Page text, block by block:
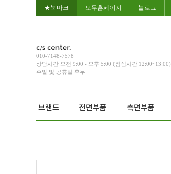
★북마크 모두홈페이지 블로그
010-7148-7578
상담시간 오전 9:00 - 오후 5:00 (점심시간 12:00~13:00)
주말 및 공휴일 휴무